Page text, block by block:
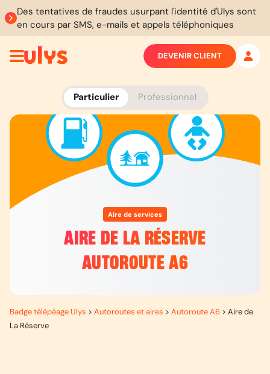
Des tentatives de fraudes usurpant l'identité d'Ulys sont
en cours par SMS, e-mails et appels téléphoniques
Particulier Professionnel
DEVENIR CLIENT
Aire de services
AIRE DE LA RÉSERVE
AUTOROUTE A6
Badge télépéage Ulys > Autoroutes et aires > Autoroute A6 > Aire de
La Réserve